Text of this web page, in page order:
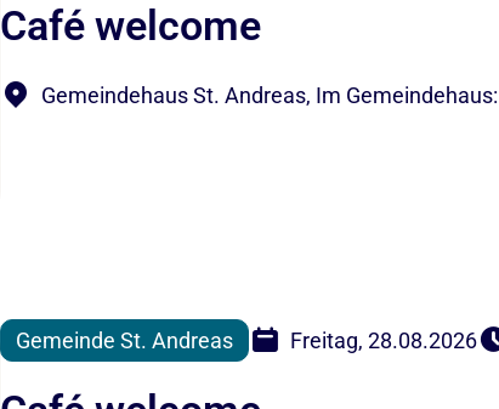
Café welcome
Gemeindehaus St. Andreas, Im
Gemeinde St. Andreas Freitag, 28.08.2026